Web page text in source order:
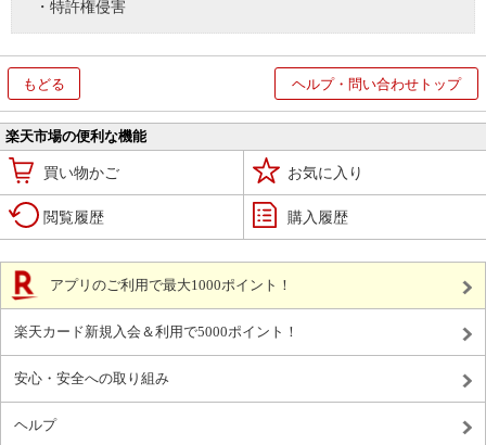
・特許権侵害
もどる ヘルプ・問い合わせトップ
楽天市場の便利な機能
買い物かご お気に入り
閲覧履歴 購入履歴
アプリのご利用で最大1000ポイント！
楽天カード新規入会＆利用で5000ポイント！
安心・安全への取り組み
ヘルプ